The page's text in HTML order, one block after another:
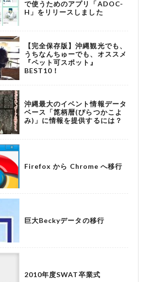
で使うためのアプリ「ADOC-
H」をリリースしました
【完全保存版】沖縄観光でも、
うちなんちゅーでも、オススメ
『ペット可スポット』
BEST10！
沖縄最大のイベント情報データ
ベース「箆柄暦(ぴらつかこよ
み)」に情報を提供するには？
Firefox から Chrome へ移行
巨大Beckyデータの移行
2010年度SWAT卒業式